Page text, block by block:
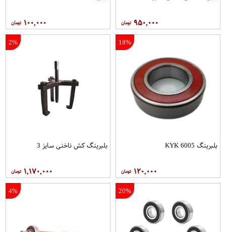
۹۵۰,۰۰۰ ۱۰۰,۰۰۰
18%
بلبرینگ 6005 KYK
۱۲۰,۰۰۰
2%
بلبرینگ کش ناخنی سایز 3
۱,۱۷۰,۰۰۰
20%
4%